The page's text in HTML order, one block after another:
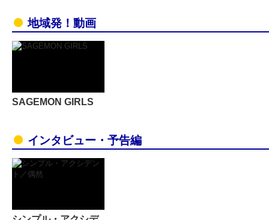
地域発！動画
SAGEMON GIRLS
インタビュー・予告編